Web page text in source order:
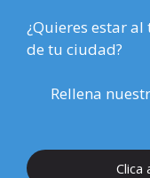
¿Quieres estar
de tu ciudad?
Rellena
Clica